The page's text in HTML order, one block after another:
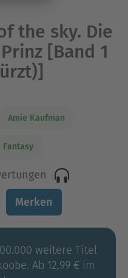
the sky. Die
[Band 1
Amie Kaufman
Fantasy
Merken
weitere Titel
Ab 12,99 € im